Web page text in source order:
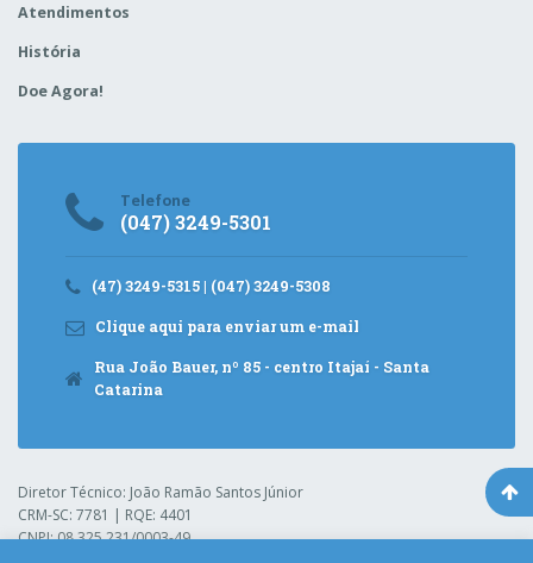
Atendimentos
História
Doe Agora!
Telefone
(047) 3249-5301
(47) 3249-5315 | (047) 3249-5308
Clique aqui para enviar um e-mail
Rua João Bauer, nº 85 - centro Itajaí - Santa
Catarina
Diretor Técnico: João Ramão Santos Júnior
CRM-SC: 7781 | RQE: 4401
CNPJ: 08.325.231/0003-49